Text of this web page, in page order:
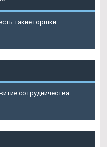
такие горшки ...
сотрудничества ...